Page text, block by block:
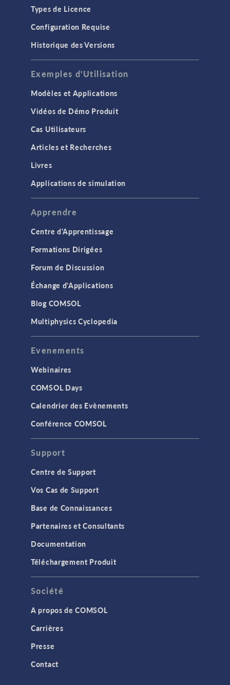
Types de Licence
Configuration Requise
Historique des Versions
Exemples d'Utilisation
Modèles et Applications
Vidéos de Démo Produit
Cas Utilisateurs
Articles et Recherches
Livres
Applications de simulation
Apprendre
Centre d'Apprentissage
Formations Dirigées
Forum de Discussion
Échange d'Applications
Blog COMSOL
Multiphysics Cyclopedia
Evenements
Webinaires
COMSOL Days
Calendrier des Evènements
Conférence COMSOL
Support
Centre de Support
Vos Cas de Support
Base de Connaissances
Partenaires et Consultants
Documentation
Téléchargement Produit
Société
A propos de COMSOL
Carrières
Presse
Contact